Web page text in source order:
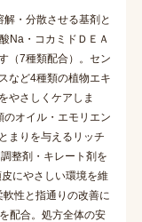
・分散させる基剤と
Na・コカミドＤＥＡ
（7種類配合）。セン
など4種類の植物エキ
やさしくケアしま
オイル・エモリエン
まりを与えるリッチ
整剤・キレート剤を
にやさしい環境を維
性と指通りの改善に
配合。処方全体の安